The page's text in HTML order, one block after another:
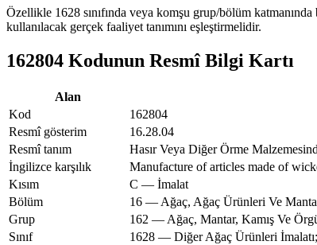
Özellikle 1628 sınıfında veya komşu grup/bölüm
kullanılacak gerçek faaliyet tanımını eşleştirmelidir.
162804 Kodunun Resmî Bilgi Kartı
Alan
Kod
162804
Resmî gösterim
16.28.04
Resmî tanım
Hasır Veya Diğer Örme
İngilizce karşılık
Manufacture of articles made of
Kısım
C — İmalat
Bölüm
16 — Ağaç, Ağaç Ürünleri Ve
Grup
162 — Ağaç, Mantar, Kamış Ve
Sınıf
1628 — Diğer Ağaç Ürünleri İmalatı;